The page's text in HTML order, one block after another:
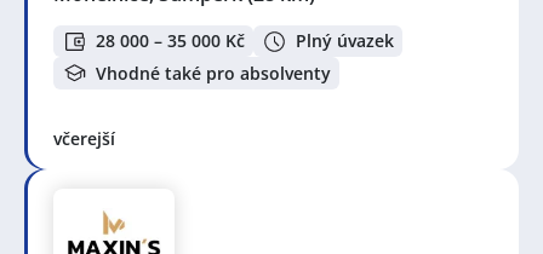
28 000 – 35 000 Kč
Plný úvazek
Vhodné také pro absolventy
včerejší